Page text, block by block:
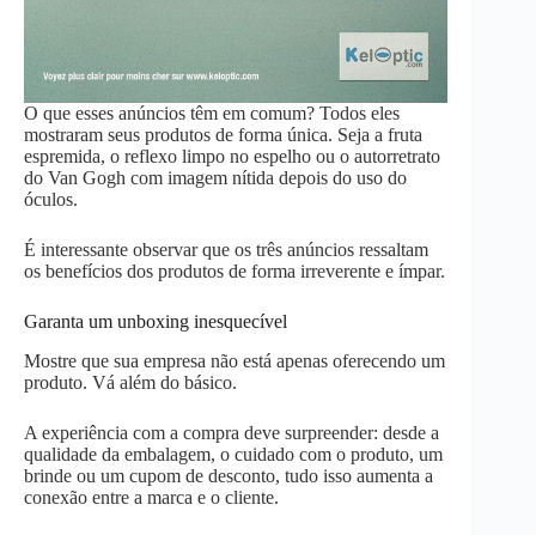
O que esses anúncios têm em comum? Todos eles
mostraram seus produtos de forma única. Seja a fruta
espremida, o reflexo limpo no espelho ou o autorretrato
do Van Gogh com imagem nítida depois do uso do
óculos.
É interessante observar que os três anúncios ressaltam
os benefícios dos produtos de forma irreverente e ímpar.
Garanta um unboxing inesquecível
Mostre que sua empresa não está apenas oferecendo um
produto. Vá além do básico.
A experiência com a compra deve surpreender: desde a
qualidade da embalagem, o cuidado com o produto, um
brinde ou um cupom de desconto, tudo isso aumenta a
conexão entre a marca e o cliente.